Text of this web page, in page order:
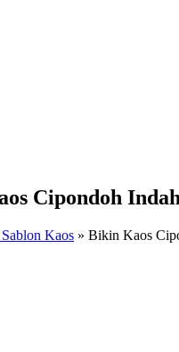
Cipondoh
Sablon Kaos » Bikin Kaos